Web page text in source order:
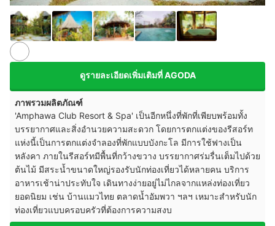
ดูรายละเอียดเพิ่มเติมที่ AGODA
ภาพรวมผลิตภัณฑ์
'Amphawa Club Resort & Spa' เป็นอีกหนึ่งที่พักที่เพียบพร้อมทั้ง
บรรยากาศและสิ่งอำนวยความสะดวก โดยการตกแต่งของรีสอร์ท
แห่งนี้เป็นการตกแต่งจำลองที่พักแบบบังกะโล มีการใช้ฟางเป็น
หลังคา ภายในรีสอร์ทมีพื้นที่กว้างขวาง บรรยากาศร่มรื่นเต็มไปด้วย
ต้นไม้ มีสระน้ำขนาดใหญ่รองรับนักท่องเที่ยวได้หลายคน บริการ
อาหารเช้าน่าประทับใจ เดินทางง่ายอยู่ไม่ไกลจากแหล่งท่องเที่ยว
ยอดนิยม เช่น บ้านแมวไทย ตลาดน้ำอัมพวา ฯลฯ เหมาะสำหรับนัก
ท่องเที่ยวแบบครอบครัวที่ต้องการความสงบ